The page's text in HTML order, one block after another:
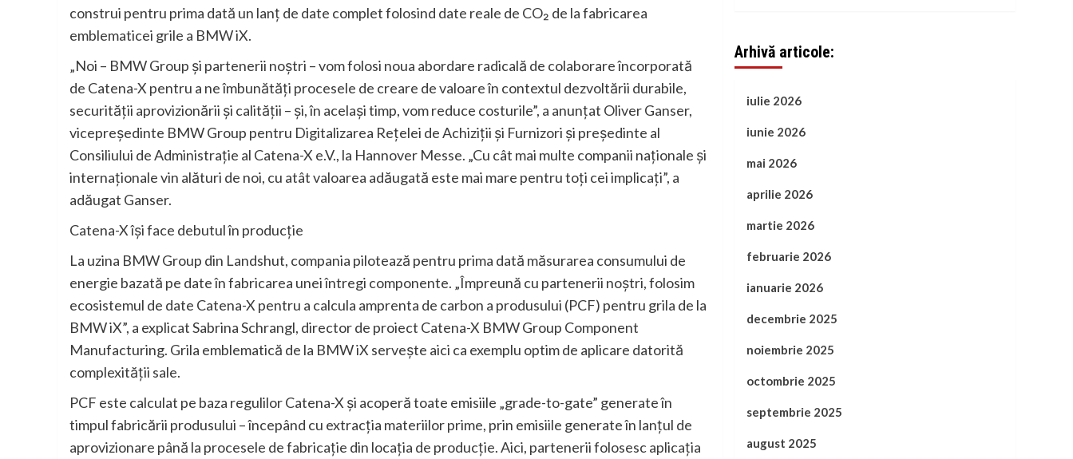
construi pentru prima dată un lanţ de date complet folosind date reale de CO₂ de la fabricarea
emblematicei grile a BMW iX.
„Noi – BMW Group şi partenerii noştri – vom folosi noua abordare radicală de colaborare încorporată
de Catena-X pentru a ne îmbunătăţi procesele de creare de valoare în contextul dezvoltării durabile,
securităţii aprovizionării şi calităţii – şi, în acelaşi timp, vom reduce costurile”, a anunţat Oliver Ganser,
vicepreşedinte BMW Group pentru Digitalizarea Reţelei de Achiziţii şi Furnizori şi preşedinte al
Consiliului de Administraţie al Catena-X e.V., la Hannover Messe. „Cu cât mai multe companii naţionale şi
internaţionale vin alături de noi, cu atât valoarea adăugată este mai mare pentru toţi cei implicaţi”, a
adăugat Ganser.
Catena-X îşi face debutul în producţie
La uzina BMW Group din Landshut, compania pilotează pentru prima dată măsurarea consumului de
energie bazată pe date în fabricarea unei întregi componente. „Împreună cu partenerii noştri, folosim
ecosistemul de date Catena-X pentru a calcula amprenta de carbon a produsului (PCF) pentru grila de la
BMW iX”, a explicat Sabrina Schrangl, director de proiect Catena-X BMW Group Component
Manufacturing. Grila emblematică de la BMW iX serveşte aici ca exemplu optim de aplicare datorită
complexităţii sale.
PCF este calculat pe baza regulilor Catena-X şi acoperă toate emisiile „grade-to-gate” generate în
timpul fabricării produsului – începând cu extracţia materiilor prime, prin emisiile generate în lanţul de
aprovizionare până la procesele de fabricaţie din locaţia de producţie. Aici, partenerii folosesc aplicaţia
Arhivă articole:
iulie 2026
iunie 2026
mai 2026
aprilie 2026
martie 2026
februarie 2026
ianuarie 2026
decembrie 2025
noiembrie 2025
octombrie 2025
septembrie 2025
august 2025